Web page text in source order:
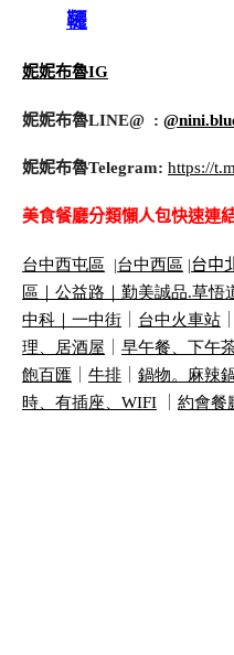
韆
妮妮布魯IG
妮妮布魯LINE@ :
妮妮布魯Telegram: https://
美食餐廳分類懶人包快速連
台中西屯區 |台中西區 |台中
區｜ 公益路｜ 勤美誠品.草悟
中科｜ 一中街 台中火車站
理、居酒屋
早午餐、下午
飽百匯
牛排 鍋物。麻辣
時、有插座、 WIFI 約會餐